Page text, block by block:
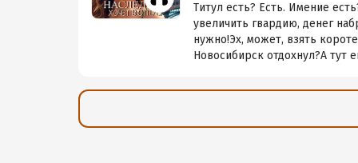
Титул есть? Есть. Имение
увеличить гвардию, денег
нужно!Эх, может, взять
Новосибирск отдохнул?А тут